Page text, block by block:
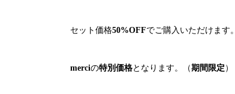
セット価格50%OFFでご購入いただけます。
merciの特別価格となります。（期間限定 ）